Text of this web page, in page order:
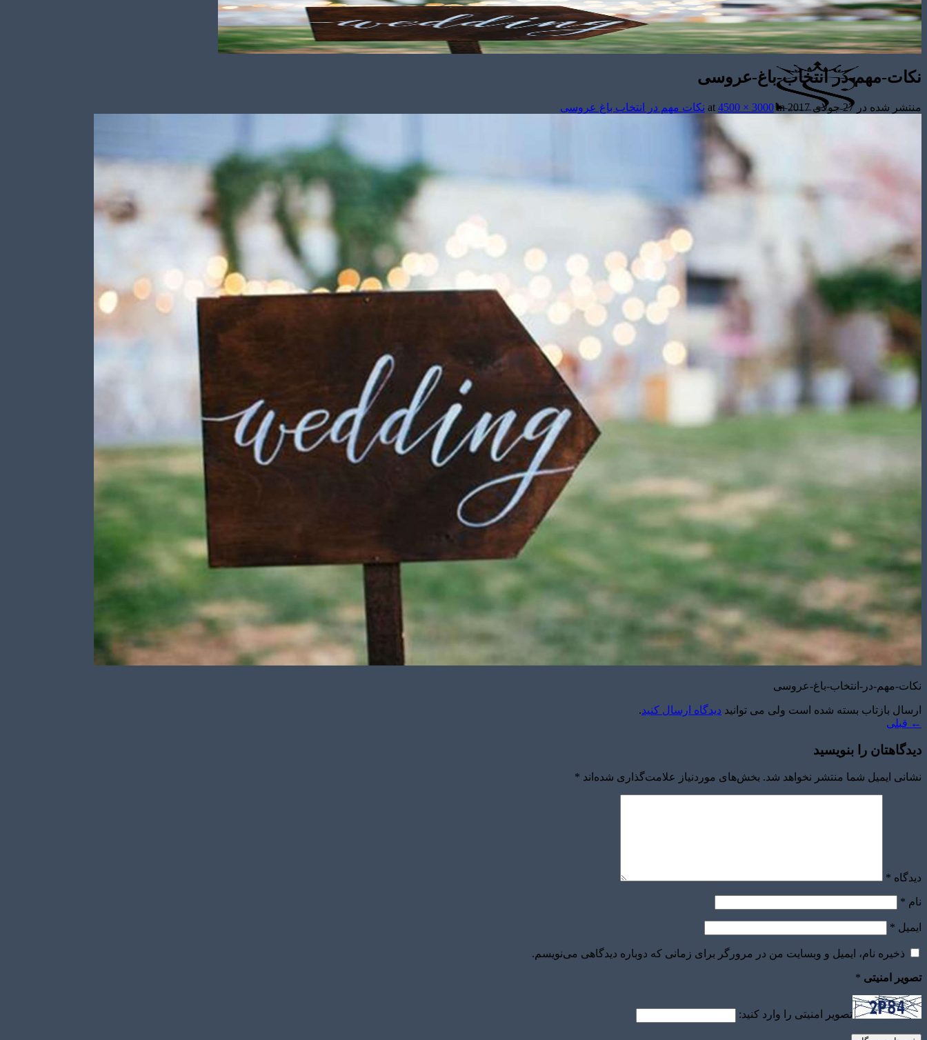
تشریفات مجالس
باغ های عروسی
استودیو عکاسی
قیمت منوها
برآورد قیمت
برآورد قیمت
نکات-مهم-در انتخاب-باغ-عروسی
منتشر شده در27 جولای 2017 at
4500 × 3000in نکات مهم در انتخاب باغ عروسی
نکات-مهم-در-انتخاب-باغ-عروسی
ارسال بازتاب بسته شده است ولی می توانید دیدگاه ارسال کنید.
← قبلی
دیدگاهتان را بنویسید
نشانی ایمیل شما منتشر نخواهد شد. بخش‌های موردنیاز علامت‌گذاری شده‌اند *
دیدگاه *
نام *
ایمیل *
ذخیره نام، ایمیل و وبسایت من در مرورگر برای زمانی که دوباره دیدگاهی می‌نویسم.
تصویر امنیتی *
تصویر امنیتی را وارد کنید: